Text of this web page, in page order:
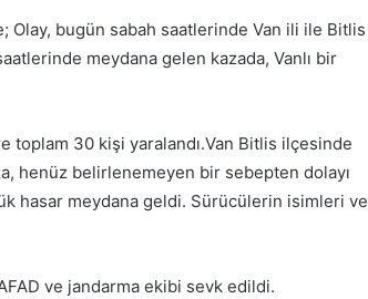
Olay, bugün sabah saatlerinde Van ili ile Bitlis
meydana gelen kazada, Vanlı bir
toplam 30 kişi yaralandı.Van Bitlis ilçesinde
henüz belirlenemeyen bir sebepten dolayı
hasar meydana geldi. Sürücülerin isimleri ve
ve jandarma ekibi sevk edildi.